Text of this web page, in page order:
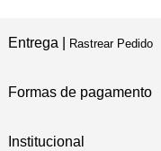
Entrega | Rastrear Pedido
Formas de pagamento
Institucional